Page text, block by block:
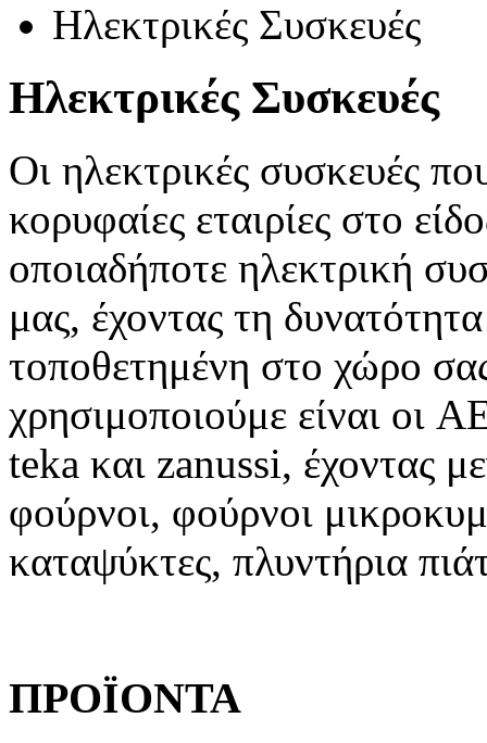
Ηλεκτρικές Συσκευές
Ηλεκτρικές Συσκευές
Οι ηλεκτρικές συσκευές
κορυφαίες εταιρίες στο
οποιαδήποτε ηλεκτρική
μας, έχοντας τη
τοποθετημένη στο χώρο
χρησιμοποιούμε είναι οι
teka και zanussi, έχοντας
φούρνοι, φούρνοι
καταψύκτες, πλυντήρια
ΠΡΟΪΟΝΤΑ